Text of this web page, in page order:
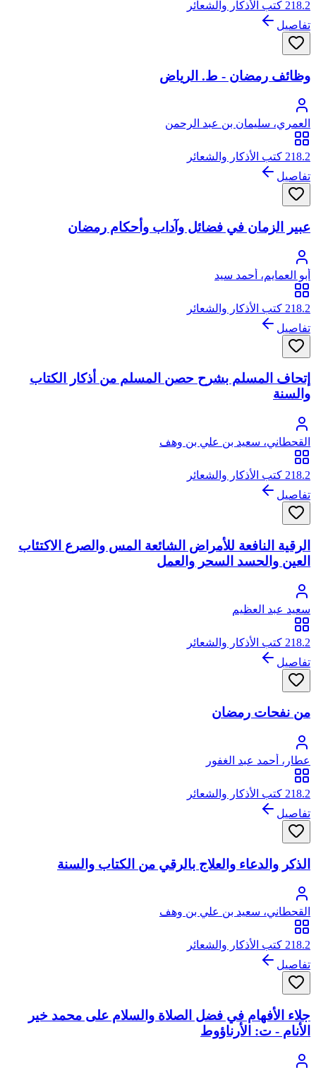
218.2 كتب الأذكار والشعائر
تفاصيل
وظائف رمضان - ط. الرياض
العمري، سليمان بن عبد الرحمن
218.2 كتب الأذكار والشعائر
تفاصيل
عبير الزمان في فضائل وآداب وأحكام رمضان
أبو العمايم، أحمد سيد
218.2 كتب الأذكار والشعائر
تفاصيل
إتحاف المسلم بشرح حصن المسلم من أذكار الكتاب
والسنة
القحطاني، سعيد بن علي بن وهف
218.2 كتب الأذكار والشعائر
تفاصيل
الرقية النافعة للأمراض الشائعة المس والصرع الاكتئاب
العين والحسد السحر والعمل
سعيد عبد العظيم
218.2 كتب الأذكار والشعائر
تفاصيل
من نفحات رمضان
عطار، أحمد عبد الغفور
218.2 كتب الأذكار والشعائر
تفاصيل
الذكر والدعاء والعلاج بالرقي من الكتاب والسنة
القحطاني، سعيد بن علي بن وهف
218.2 كتب الأذكار والشعائر
تفاصيل
جلاء الأفهام في فضل الصلاة والسلام على محمد خير
الأنام - ت: الأرناؤوط